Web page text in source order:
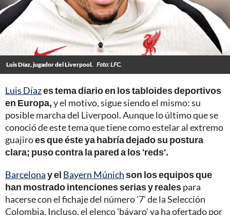
Luis Díaz, jugador del Liverpool. Foto: LFC.
Luis Díazes tema diario en los tabloides deportivos
en Europa,y el motivo, sigue siendo el mismo: su
posible marcha del Liverpool. Aunque lo último que se
conoció de este tema que tiene como estelar al extremo
guajiroes que éste ya habría dejado su postura
clara; puso contra la pared a los 'reds'.
Barcelonay el Bayern Múnichson los equipos que
han mostrado intenciones serias y realespara
hacerse con el fichaje del número '7' de la Selección
Colombia. Incluso, el elenco 'bávaro' ya ha ofertado por